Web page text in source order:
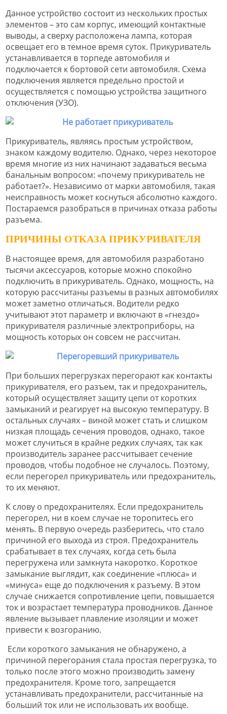
Данное устройство состоит из нескольких простых
элементов – это сам корпус, имеющий контактные
выводы, а сверху расположена лампа, которая
освещает его в темное время суток. Прикуриватель
устанавливается в торпеде автомобиля и
подключается к бортовой сети автомобиля. Схема
подключения является предельно простой и
осуществляется с помощью устройства защитного
отключения (УЗО).
Прикуриватель, являясь простым устройством,
знаком каждому водителю. Однако, через некоторое
время многие из них начинают задаваться весьма
банальным вопросом: «почему прикуриватель не
работает?». Независимо от марки автомобиля, такая
неисправность может коснуться абсолютно каждого.
Постараемся разобраться в причинах отказа работы
разъема.
ПРИЧИНЫ ОТКАЗА ПРИКУРИВАТЕЛЯ
В настоящее время, для автомобиля разработано
тысячи аксессуаров, которые можно спокойно
подключить в прикуриватель. Однако, мощность, на
которую рассчитаны разъемы в разных автомобилях
может заметно отличаться. Водители редко
учитывают этот параметр и включают в «гнездо»
прикуривателя различные электроприборы, на
мощность которых он совсем не рассчитан.
При больших перегрузках перегорают как контакты
прикуривателя, его разъем, так и предохранитель,
который осуществляет защиту цепи от коротких
замыканий и реагирует на высокую температуру. В
остальных случаях – виной может стать и слишком
низкая площадь сечения проводов, однако, такое
может случиться в крайне редких случаях, так как
производитель заранее рассчитывает сечение
проводов, чтобы подобное не случалось. Поэтому,
если перегорел прикуриватель или предохранитель,
то их меняют.
К слову о предохранителях. Если предохранитель
перегорел, ни в коем случае не торопитесь его
менять. В первую очередь разберитесь, что стало
причиной его выхода из строя. Предохранитель
срабатывает в тех случаях, когда сеть была
перегружена или замкнута накоротко. Короткое
замыкание выглядит, как соединение «плюса» и
«минуса» еще до подключения к разъему. В этом
случае снижается сопротивление цепи, повышается
ток и возрастает температура проводников. Данное
явление вызывает плавление изоляции и может
привести к возгоранию.
Если короткого замыкания не обнаружено, а
причиной перегорания стала простая перегрузка, то
только после этого можно производить замену
предохранителя. Кроме того, запрещается
устанавливать предохранители, рассчитанные на
больший ток или не использовать их вообще.